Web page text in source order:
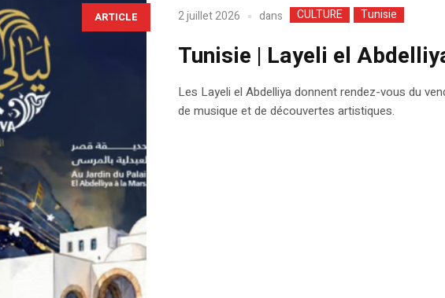
ARTICLE 2 juillet 2026 dans CULTURE Tunisie
Tunisie | Layeli el
Les Layeli el Abdelliya donnent rendez-vous du
de musique et de découvertes artistiques.